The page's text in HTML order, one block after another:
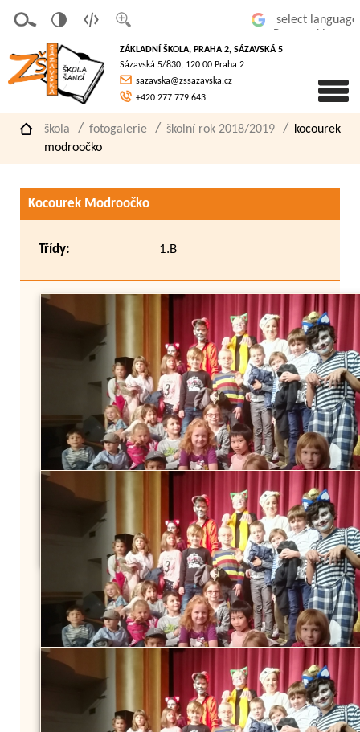
písmo
á
verze
pro
slaboz
raké
ZÁKLADNÍ ŠKOLA, PRAHA 2, SÁZAVSKÁ 5
Sázavská 5/830, 120 00 Praha 2
sazavska@zssazavska.cz
+420 277 779 643
škola fotogalerie školní rok 2018/2019
kocourek
modroočko
Kocourek Modroočko
Třídy: 1.B